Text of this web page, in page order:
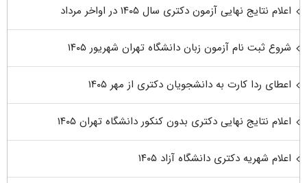
اعلام نتایج نهایی آزمون دکتری سال ۱۴۰۵ در اواخر مرداد
شروع ثبت نام آزمون زبان دانشگاه تهران شهریور ۱۴۰۵
اعطای ردا کارت به دانشجویان دکتری از مهر ۱۴۰۵
اعلام نتایج نهایی دکتری بدون کنکور دانشگاه تهران ۱۴۰۵
اعلام شهریه دکتری دانشگاه آزاد ۱۴۰۵